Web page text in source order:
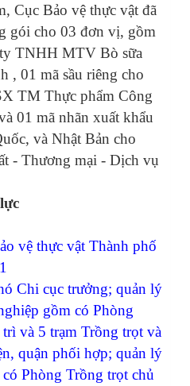
Cục Bảo vệ thực vật đã
gói cho 03 đơn vị, gồm
TNHH MTV Bò sữa
, 01 mã sầu riêng cho
TM Thực phẩm Công
01 mã nhãn xuất khẩu
và Nhật Bản cho
- Thương mại - Dịch vụ
vệ thực vật Thành phố
Chi cục trưởng; quản lý
gồm có Phòng
và 5 trạm Trồng trọt và
quận phối hợp; quản lý
Phòng Trồng trọt chủ